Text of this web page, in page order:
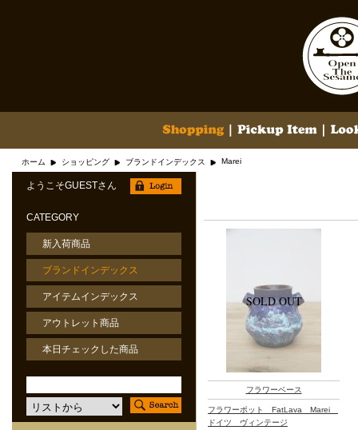
ホーム ショッピング ブランドインデックス Marei
フラワーベース
フラワーポット FatLava Marei
ドイツ ヴィンテージ
ようこそGUESTさん
CATEGORY
新入荷商品
ブランドインデックス
アイテムインデックス
アウトレット商品
本日チェックした商品